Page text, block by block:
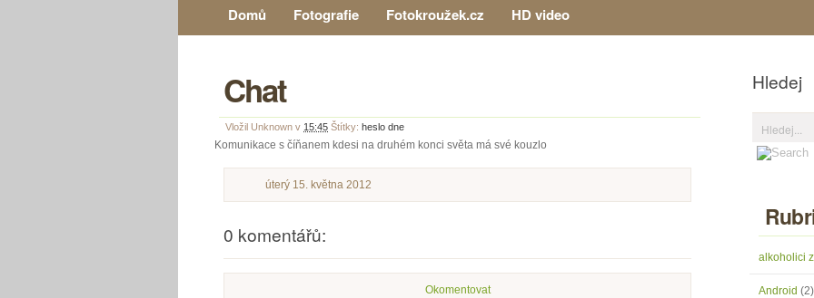
Domů Fotografie Fotokroužek.cz HD video
Chat
Vložil Unknown v 15:45 Štítky: heslo dne
Komunikace s číňanem kdesi na druhém konci světa má své kouzlo
úterý 15. května 2012
0 komentářů:
Okomentovat
Hledej
alkoholici
Android (2)